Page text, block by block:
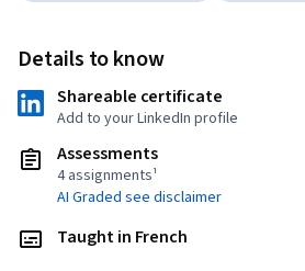
Details to know
Shareable certificate
Add to your LinkedIn profile
Assessments
4 assignments¹
AI Graded see disclaimer
Taught in French